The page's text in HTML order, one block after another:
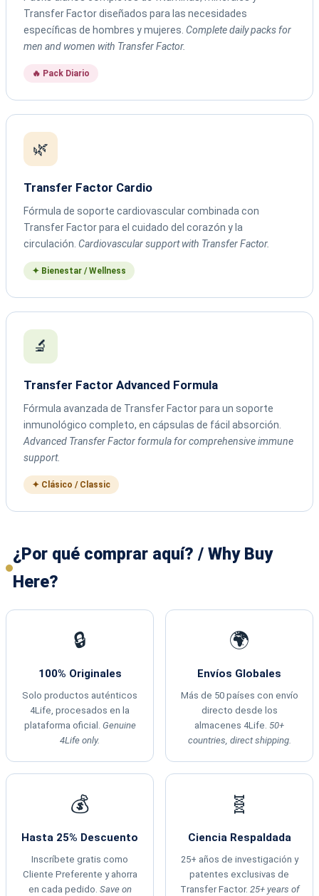
Transfer Factor diseñados para las necesidades
específicas de hombres y mujeres. Complete daily packs for
men and women with Transfer Factor.
🔥 Pack Diario
🌿
Transfer Factor Cardio
Fórmula de soporte cardiovascular combinada con
Transfer Factor para el cuidado del corazón y la
circulación. Cardiovascular support with Transfer Factor.
✦ Bienestar / Wellness
🔬
Transfer Factor Advanced Formula
Fórmula avanzada de Transfer Factor para un soporte
inmunológico completo, en cápsulas de fácil absorción.
Advanced Transfer Factor formula for comprehensive immune
support.
✦ Clásico / Classic
¿Por qué comprar aquí? / Why Buy
Here?
🔒
100% Originales
Solo productos auténticos
4Life, procesados en la
plataforma oficial. Genuine
4Life only.
🌍
Envíos Globales
Más de 50 países con envío
directo desde los
almacenes 4Life. 50+
countries, direct shipping.
💰
Hasta 25% Descuento
Inscríbete gratis como
Cliente Preferente y ahorra
en cada pedido. Save on
🧬
Ciencia Respaldada
25+ años de investigación y
patentes exclusivas de
Transfer Factor. 25+ years of